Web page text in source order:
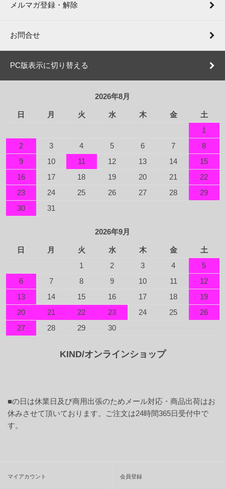
メルマガ登録・解除
お問合せ
PC版表示に切り替える
2026年8月
日 月 火 水 木 金
土
1
2
3 4 5 6 7
8
9
10 11 12 13 14
15
16
17 18 19 20 21
22
23
24 25 26 27 28
29
30
31
2026年9月
日 月 火 水 木 金
土
1
2 3 4
5
6
7 8 9 10 11
12
13
14 15 16 17 18
19
20
21 22 23 24 25
26
27
28 29 30
KIND/オンラインショップ
■の日は休業日及び商用出張のためメール対応・商品出荷はお
休みさせて頂いております。ご注文は24時間365日受付中で
す。
マイアカウント 会員登録